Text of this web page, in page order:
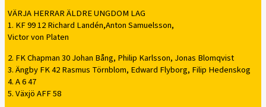
VÄRJA HERRAR ÄLDRE UNGDOM LAG
1. KF 99 12 Richard Landén,Anton Samuelsson,
Victor von Platen
2. FK Chapman 30 Johan Bång, Philip Karlsson, Jonas Blomqvist
3. Ängby FK 42 Rasmus Törnblom, Edward Flyborg, Filip Hedenskog
4. A 6 47
5. Växjö AFF 58